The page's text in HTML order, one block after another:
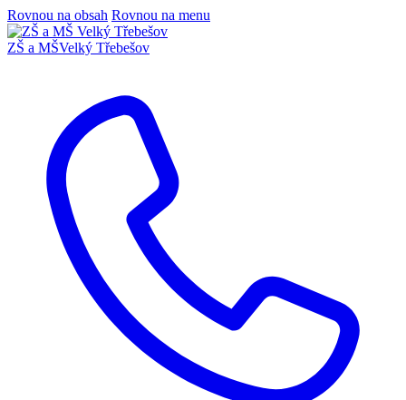
Rovnou na obsah Rovnou na menu
ZŠ a MŠVelký Třebešov